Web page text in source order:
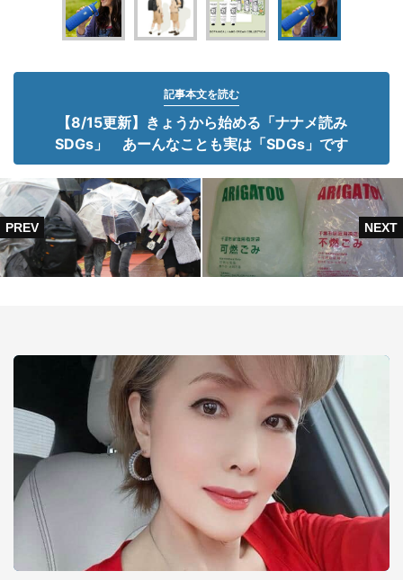
記事本文を読む
【8/15更新】きょうから始める「ナナメ読み
SDGs」 あーんなことも実は「SDGs」です